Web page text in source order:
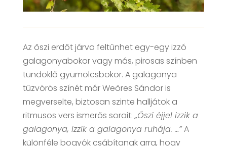
Az őszi erdőt járva feltűnhet egy-egy izzó
galagonyabokor vagy más, pirosas színben
tündöklő gyümölcsbokor. A galagonya
tűzvörös színét már Weöres Sándor is
megverselte, biztosan szinte halljátok a
ritmusos vers ismerős sorait:„Őszi éjjel izzik a
galagonya, izzik a galagonya ruhája. …”A
különféle bogyók csábítanak arra, hogy